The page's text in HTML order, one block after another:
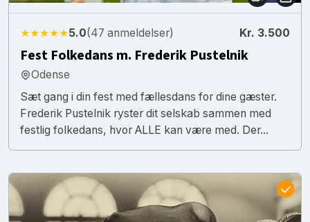
★★★★★5.0(47 anmeldelser) Kr. 3.500
Fest Folkedans m. Frederik Pustelnik
Odense
Sæt gang i din fest med fællesdans for dine gæster.
Frederik Pustelnik ryster dit selskab sammen med
festlig folkedans, hvor ALLE kan være med. Der...